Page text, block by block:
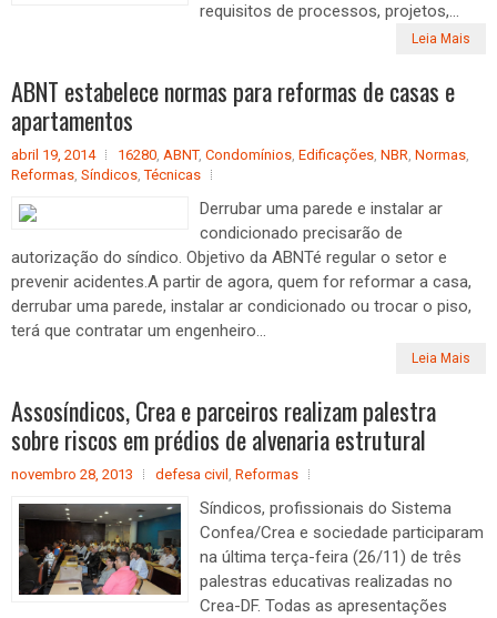
requisitos de processos, projetos,...
Leia Mais
ABNT estabelece normas para reformas de casas e
apartamentos
abril 19, 2014 16280, ABNT, Condomínios, Edificações, NBR, Normas,
Reformas, Síndicos,Técnicas
Derrubar uma parede e instalar ar
condicionado precisarão de
autorização do síndico. Objetivo da ABNTé regular o setor e
prevenir acidentes.A partir de agora, quem for reformar a casa,
derrubar uma parede, instalar ar condicionado ou trocar o piso,
terá que contratar um engenheiro...
Leia Mais
Assosíndicos, Crea e parceiros realizam palestra
sobre riscos em prédios de alvenaria estrutural
novembro 28, 2013 defesa civil , Reformas
Síndicos, profissionais do Sistema
Confea/Crea e sociedade participaram
na última terça-feira (26/11) de três
palestras educativas realizadas no
Crea-DF. Todas as apresentações